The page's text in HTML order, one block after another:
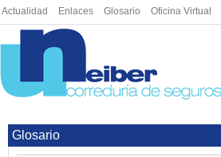
Actualidad Enlaces Glosario Oficina Virtual
Glosario